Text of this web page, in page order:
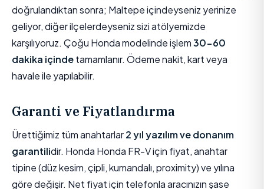
doğrulandıktan sonra; Maltepe içindeyseniz yerinize
geliyor, diğer ilçelerdeyseniz sizi atölyemizde
karşılıyoruz. Çoğu Honda modelinde işlem30-60
dakika içindetamamlanır. Ödeme nakit, kart veya
havale ile yapılabilir.
Garanti ve Fiyatlandırma
Ürettiğimiz tüm anahtarlar2 yıl yazılım ve donanım
garantilidir. Honda Honda FR-V için fiyat, anahtar
tipine (düz kesim, çipli, kumandalı, proximity) ve yılına
göre değişir. Net fiyat için telefonla aracınızın şase